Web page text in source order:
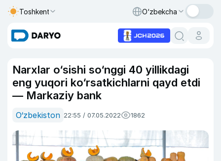
Toshkent O‘zbekcha
Narxlar o‘sishi so‘nggi 40 yillikdagi
eng yuqori ko‘rsatkichlarni qayd etdi
— Markaziy bank
O‘zbekiston 22:55 / 07.05.2022 1862